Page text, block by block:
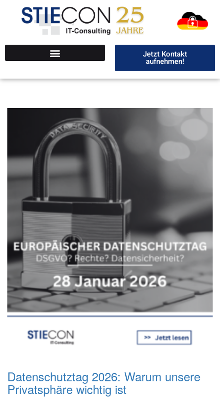
Jetzt Kontakt
aufnehmen!
Datenschutztag 2026: Warum unsere
Privatsphäre wichtig ist